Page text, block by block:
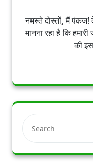
नमस्ते दोस्तों, मैं पंकज!
मानना रहा है कि
की